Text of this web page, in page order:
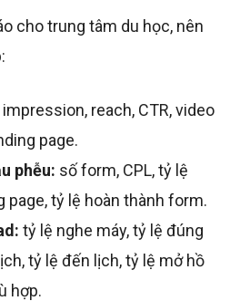
cho trung tâm du học, nên
impression, reach, CTR, video
page.
phễu: số form, CPL, tỷ lệ
page, tỷ lệ hoàn thành form.
tỷ lệ nghe máy, tỷ lệ đúng
tỷ lệ đến lịch, tỷ lệ mở hồ
hợp.